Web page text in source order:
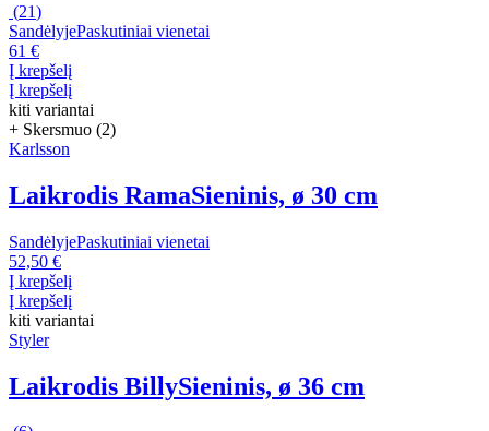
(21)
SandėlyjePaskutiniai vienetai
61 €
Į krepšelį
Į krepšelį
kiti variantai
+ Skersmuo (2)
Karlsson
Laikrodis RamaSieninis, ø 30 cm
SandėlyjePaskutiniai vienetai
52,50 €
Į krepšelį
Į krepšelį
kiti variantai
Styler
Laikrodis BillySieninis, ø 36 cm